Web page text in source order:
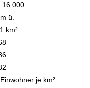
16 000
ü.
km²
je km²